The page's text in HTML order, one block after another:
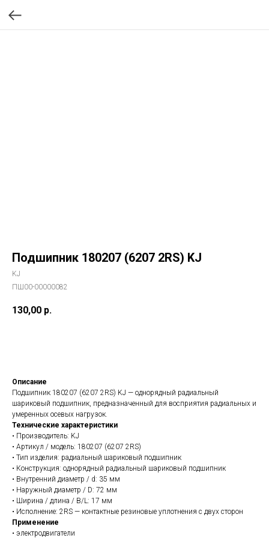
Подшипник 180207 (6207 2RS) KJ
KJ
ПШ00-00000082
130,00 р.
Описание
Подшипник 180207 (6207 2RS) KJ — однорядный радиальный
шариковый подшипник, предназначенный для восприятия радиальных и
умеренных осевых нагрузок.
Технические характеристики
• Производитель: KJ
• Артикул / модель: 180207 (6207 2RS)
• Тип изделия: радиальный шариковый подшипник
• Конструкция: однорядный радиальный шариковый подшипник
• Внутренний диаметр / d: 35 мм
• Наружный диаметр / D: 72 мм
• Ширина / длина / B/L: 17 мм
• Исполнение: 2RS — контактные резиновые уплотнения с двух сторон
Применение
• электродвигатели